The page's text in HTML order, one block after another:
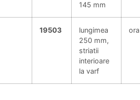
145 mm
19503
lungimea
250 mm,
striatii
interioare
la varf